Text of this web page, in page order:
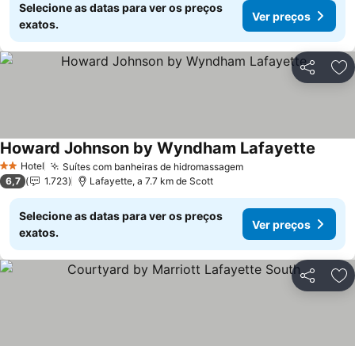
Selecione as datas para ver os preços
exatos.
Ver preços
Partilhar
2 Estrelas
Hotel Suítes com banheiras de hidromassagemVer preços
Howard Johnson by Wyndham Lafayette
6,7 1.723 Lafayette, a 7.7 km de Scott
Selecione as datas para ver os preços
exatos.
Ver preços
Partilhar